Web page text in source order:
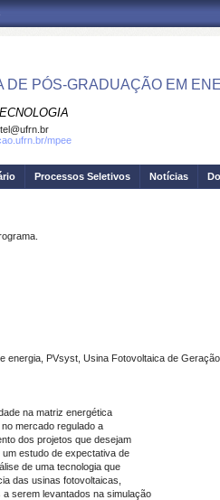
DE PÓS-GRADUAÇÃO EM
mpee
Processos Seletivos Notícias
energia, PVsyst, Usina Fotovoltaica de
na matriz energética
mercado regulado a
dos projetos que desejam
estudo de expectativa de
de uma tecnologia que
das usinas fotovoltaicas,
serem levantados na simulação